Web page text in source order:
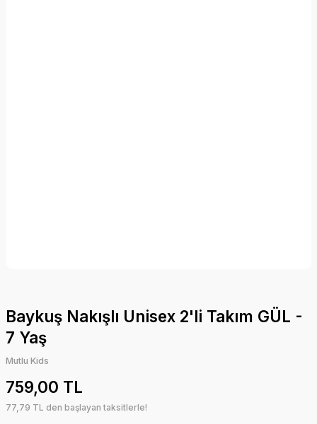
Baykuş Nakışlı Unisex 2'li Takım GÜL -
7 Yaş
Mutlu Kids
759,00 TL
77,79 TL den başlayan taksitlerle!